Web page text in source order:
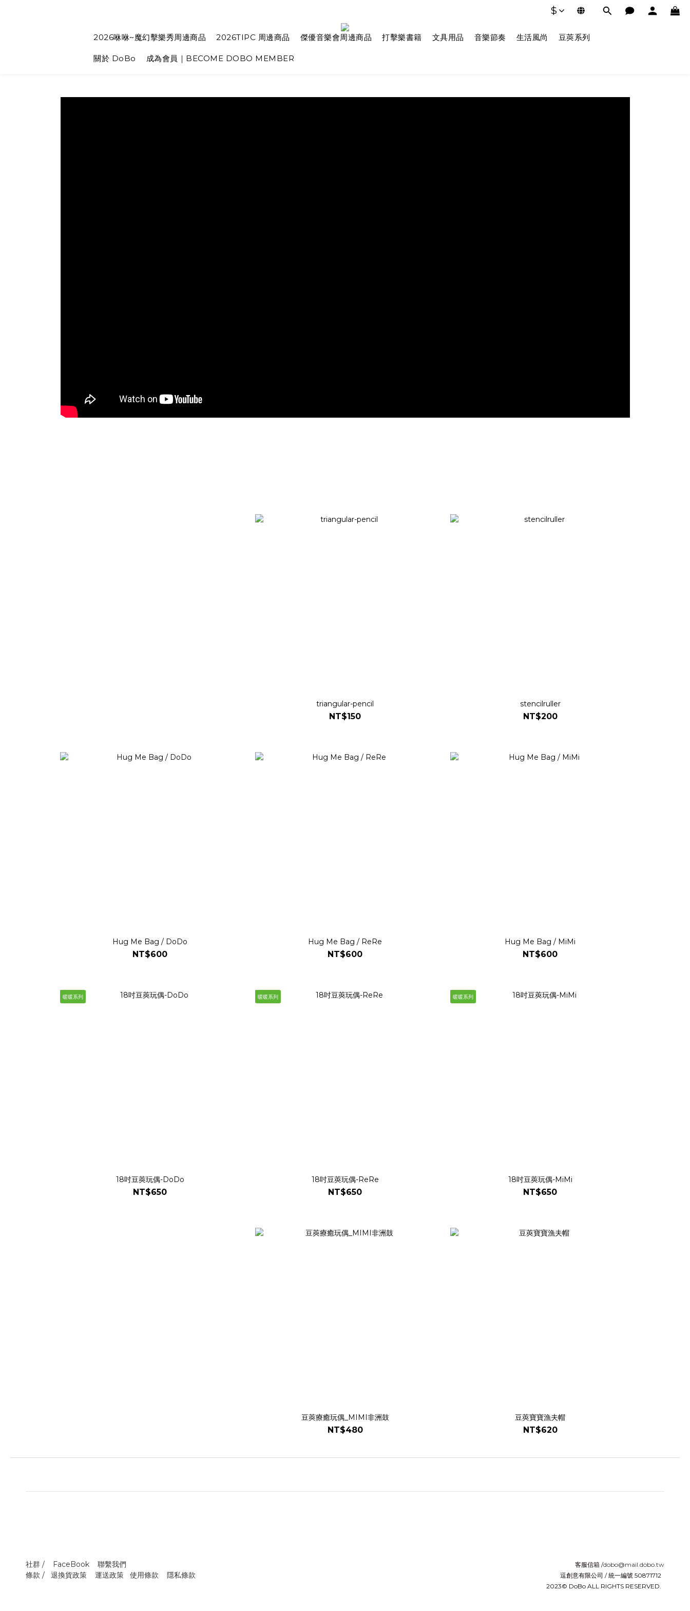
$
2026咻咻~魔幻擊樂秀周邊商品 2026TIPC 周邊商品 傑優音樂會周邊商品 打擊樂書籍 文具用品 音樂節奏 生活風尚 豆莢系列
關於 DoBo 成為會員｜BECOME DOBO MEMBER
triangular-pencil
NT$150
stencilruller
NT$200
Hug Me Bag / DoDo
NT$600
Hug Me Bag / ReRe
NT$600
Hug Me Bag / MiMi
NT$600
暖暖系列
18吋豆莢玩偶-DoDo
NT$650
暖暖系列
18吋豆莢玩偶-ReRe
NT$650
暖暖系列
18吋豆莢玩偶-MiMi
NT$650
豆莢療癒玩偶_MIMI非洲鼓
NT$480
豆莢寶寶漁夫帽
NT$620
社群 / FaceBook
聯繫我們
條款 / 退換貨政策 運送政策 使用條款 隱私條款
客服信箱 /dobo@mail.dobo.tw
逗創意有限公司 / 統一編號 50871712
2023© DoBo ALL RIGHTS RESERVED.